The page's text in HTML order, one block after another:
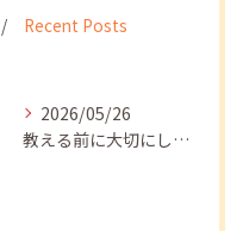
Recent Posts
2026/05/26
教える前に大切にしたいこと